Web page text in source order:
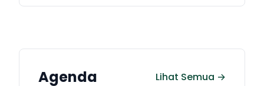
Agenda Lihat Semua →